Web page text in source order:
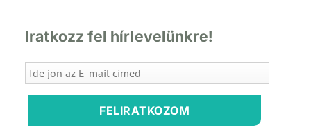
Iratkozz fel hírlevelünkre!
FELIRATKOZOM